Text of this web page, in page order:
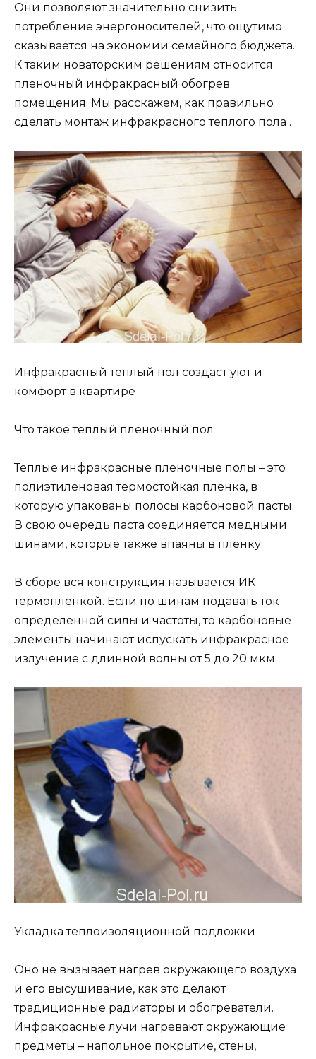
Они позволяют значительно снизить
потребление энергоносителей, что ощутимо
сказывается на экономии семейного бюджета.
К таким новаторским решениям относится
пленочный инфракрасный обогрев
помещения. Мы расскажем, как правильно
сделать монтаж инфракрасного теплого пола .
Инфракрасный теплый пол создаст уют и
комфорт в квартире
Что такое теплый пленочный пол
Теплые инфракрасные пленочные полы – это
полиэтиленовая термостойкая пленка, в
которую упакованы полосы карбоновой пасты.
В свою очередь паста соединяется медными
шинами, которые также впаяны в пленку.
В сборе вся конструкция называется ИК
термопленкой. Если по шинам подавать ток
определенной силы и частоты, то карбоновые
элементы начинают испускать инфракрасное
излучение с длинной волны от 5 до 20 мкм.
Укладка теплоизоляционной подложки
Оно не вызывает нагрев окружающего воздуха
и его высушивание, как это делают
традиционные радиаторы и обогреватели.
Инфракрасные лучи нагревают окружающие
предметы – напольное покрытие, стены,